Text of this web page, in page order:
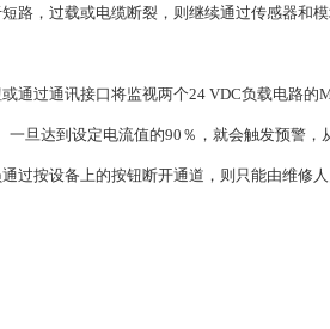
路，过载或电缆断裂，则继续通过传感器和
通过通讯接口将监视两个24 VDC负载电路
一旦达到设定电流值的90％，就会触发预警
过按设备上的按钮断开通道，则只能由维修